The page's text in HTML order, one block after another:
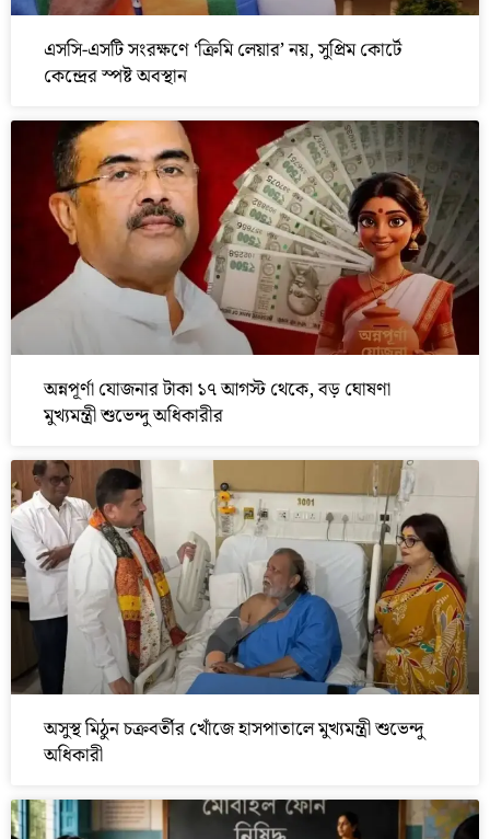
এসসি-এসটি সংরক্ষণে ‘ক্রিমি লেয়ার’ নয়, সুপ্রিম কোর্টে
কেন্দ্রের স্পষ্ট অবস্থান
অন্নপূর্ণা যোজনার টাকা ১৭ আগস্ট থেকে, বড় ঘোষণা
মুখ্যমন্ত্রী শুভেন্দু অধিকারীর
অসুস্থ মিঠুন চক্রবর্তীর খোঁজে হাসপাতালে মুখ্যমন্ত্রী শুভেন্দু
অধিকারী